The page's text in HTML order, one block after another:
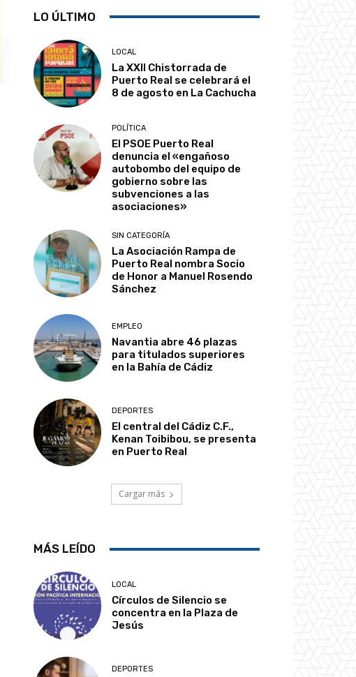
LO ÚLTIMO
LOCAL
La XXII Chistorrada de
Puerto Real se celebrará el
8 de agosto en La Cachucha
POLÍTICA
El PSOE Puerto Real
denuncia el «engañoso
autobombo del equipo de
gobierno sobre las
subvenciones a las
asociaciones»
SIN CATEGORÍA
La Asociación Rampa de
Puerto Real nombra Socio
de Honor a Manuel Rosendo
Sánchez
EMPLEO
Navantia abre 46 plazas
para titulados superiores
en la Bahía de Cádiz
DEPORTES
El central del Cádiz C.F.,
Kenan Toibibou, se presenta
en Puerto Real
Cargar más
MÁS LEÍDO
LOCAL
Círculos de Silencio se
concentra en la Plaza de
Jesús
DEPORTES